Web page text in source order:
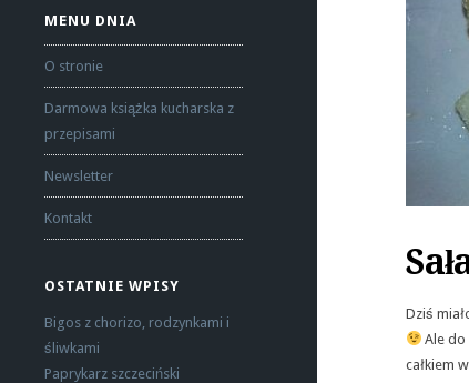
MENU DNIA
O stronie
Darmowa książka kucharska z
przepisami
Newsletter
Kontakt
OSTATNIE WPISY
Bigos z chorizo, rodzynkami i
śliwkami
Paprykarz szczeciński
Dziś
Ale do
całkiem